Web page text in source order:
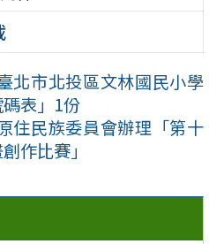
北市北投區文林國民小學
表」1份
住民族委員會辦理「第十
作比賽」